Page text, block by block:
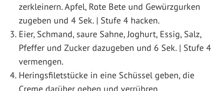
zerkleinern. Apfel, Rote Bete und Gewürzgurken
zugeben und 4 Sek. | Stufe 4 hacken.
Eier, Schmand, saure Sahne, Joghurt, Essig, Salz,
Pfeffer und Zucker dazugeben und 6 Sek. | Stufe 4
vermengen.
Heringsfiletstücke in eine Schüssel geben, die